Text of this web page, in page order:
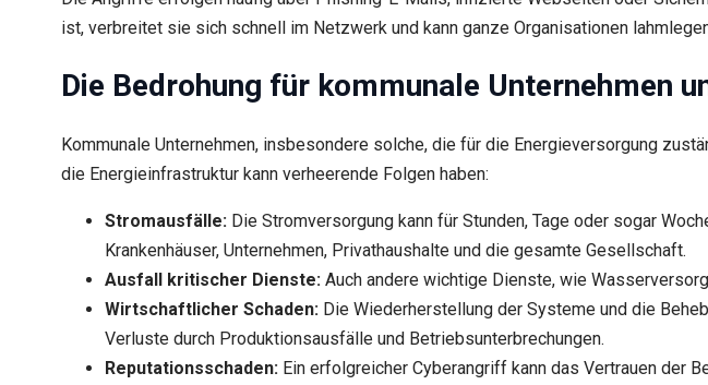
ist, verbreitet sie sich schnell im Netzwerk und kann ganze Organisationen
Die Bedrohung für kommunale Unternehmen
Kommunale Unternehmen, insbesondere solche, die für die Energieversorgung
die Energieinfrastruktur kann verheerende Folgen haben:
Stromausfälle: Die Stromversorgung kann für Stunden, Tage oder sogar
Krankenhäuser, Unternehmen, Privathaushalte und die gesamte Gesellschaft.
Ausfall kritischer Dienste: Auch andere wichtige Dienste, wie
Wirtschaftlicher Schaden: Die Wiederherstellung der Systeme und die
Verluste durch Produktionsausfälle und Betriebsunterbrechungen.
Reputationsschaden: Ein erfolgreicher Cyberangriff kann das Vertrauen der